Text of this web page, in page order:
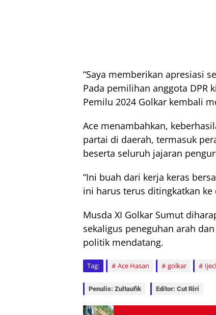
“Saya memberikan apresiasi
Pada pemilihan anggota DPR
Pemilu 2024 Golkar kembali
Ace menambahkan,
partai di daerah, termasuk
beserta seluruh jajaran
“Ini buah dari kerja keras
ini harus terus ditingkatkan ke
Musda XI Golkar Sumut
sekaligus peneguhan arah
politik mendatang.
Tag: Ace Hasan golkar
Penulis: Zultaufik Editor: Cut Riri